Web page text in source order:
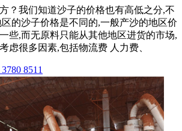
？我们知道沙子的价格也有高低之分,不
的沙子价格是不同的,一般产沙的地区价
些,而无原料只能从其他地区进货的市场,
虑很多因素,包括物流费 人力费、
8511